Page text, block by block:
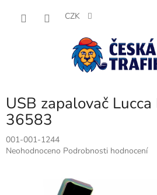
CZK
USB zapalovač
36583
001-001-1244
Průměrné
Neohodnoceno Podrobnosti hodnocení